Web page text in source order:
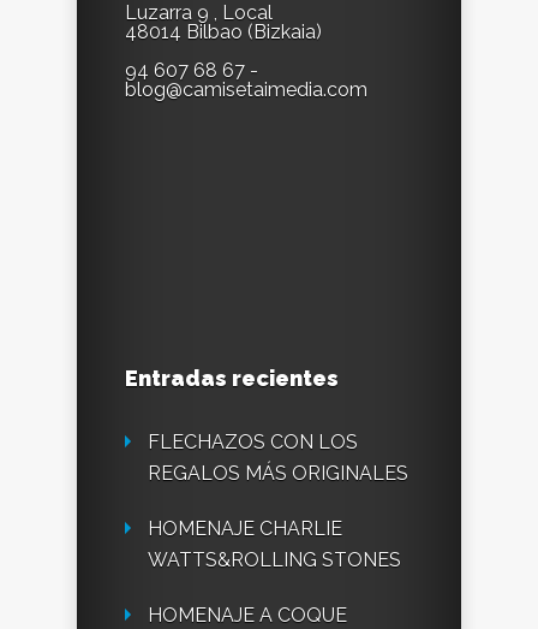
Luzarra 9 , Local
48014 Bilbao (Bizkaia)
94 607 68 67 -
blog@camisetaimedia.com
Entradas recientes
FLECHAZOS CON LOS
REGALOS MÁS ORIGINALES
HOMENAJE CHARLIE
WATTS&ROLLING STONES
HOMENAJE A COQUE